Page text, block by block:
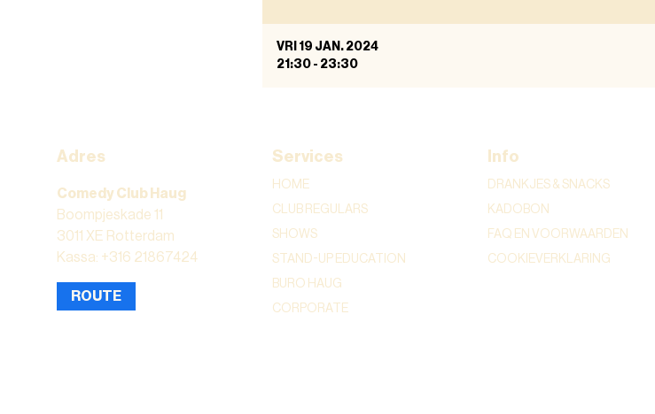
VRI 19 JAN. 2024
21:30 - 23:30
Adres
Comedy Club Haug
Boompjeskade 11
3011 XE Rotterdam
Kassa: +316 21867424
ROUTE
Services
HOME
CLUB REGULARS
SHOWS
STAND-UP EDUCATION
BURO HAUG
CORPORATE
Info
DRANKJES & SNACKS
KADOBON
FAQ EN VOORWAARDEN
COOKIEVERKLARING